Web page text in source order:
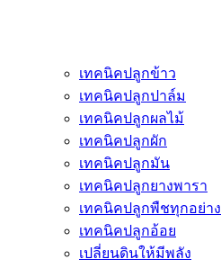
เทคนิคปลูกข้าว
เทคนิคปลูกปาล์ม
เทคนิคปลูกผลไม้
เทคนิคปลูกผัก
เทคนิคปลูกมัน
เทคนิคปลูกยางพารา
เทคนิคปลูกพืชทุกอย่าง
เทคนิคปลูกอ้อย
เปลี่ยนดินให้มีพลัง